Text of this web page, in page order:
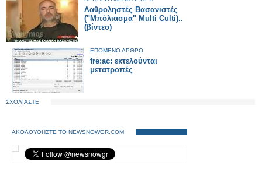
Λαθροληστές Βασανιστές
("Μπόλιασμα" Multi Culti)..
(βίντεο)
ΕΠΟΜΕΝΟ ΑΡΘΡΟ
fre:ac: εκτελούνται
μετατροπές
ΣΧΟΛΙΑΣΤΕ
ΑΚΟΛΟΥΘΗΣΤΕ ΤΟ NEWSNOWGR.COM